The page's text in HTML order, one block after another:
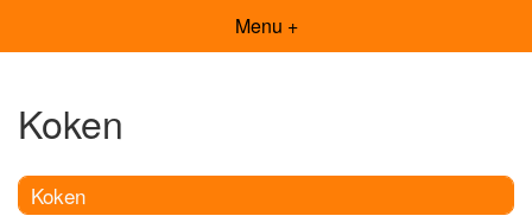
Menu +
Koken
Koken